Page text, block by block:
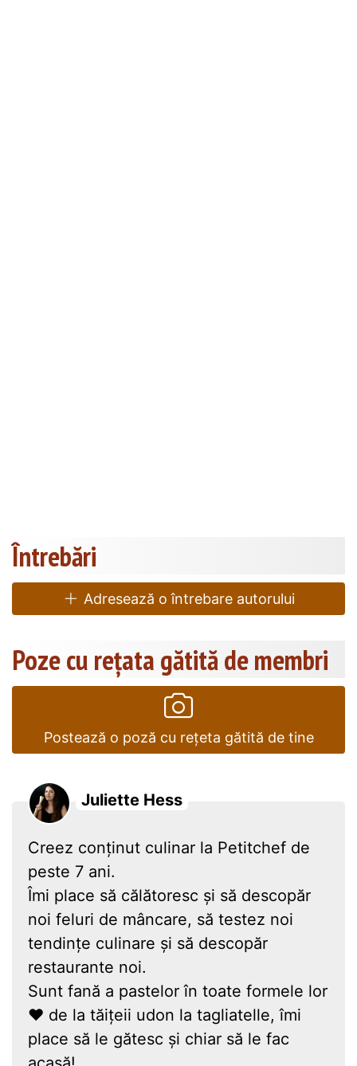
Întrebări
Adresează o întrebare autorului
Poze cu rețata gătită de membri
Postează o poză cu rețeta gătită de tine
Juliette Hess
Creez conținut culinar la Petitchef de
peste 7 ani.
Îmi place să călătoresc și să descopăr
noi feluri de mâncare, să testez noi
tendințe culinare și să descopăr
restaurante noi.
Sunt fană a pastelor în toate formele lor
❤ de la tăițeii udon la tagliatelle, îmi
place să le gătesc și chiar să le fac